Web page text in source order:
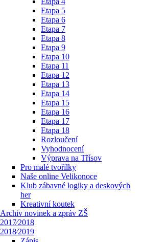
Etapa 5
Etapa 6
Etapa 7
Etapa 8
Etapa 9
Etapa 10
Etapa 11
Etapa 12
Etapa 13
Etapa 14
Etapa 15
Etapa 16
Etapa 17
Etapa 18
Rozloučení
Vyhodnocení
Výprava na Třísov
Pro malé tvořílky
Naše online Velikonoce
Klub zábavné logiky a deskových
her
Kreativní koutek
Archiv novinek a zpráv ZŠ
2017⁄2018
2018⁄2019